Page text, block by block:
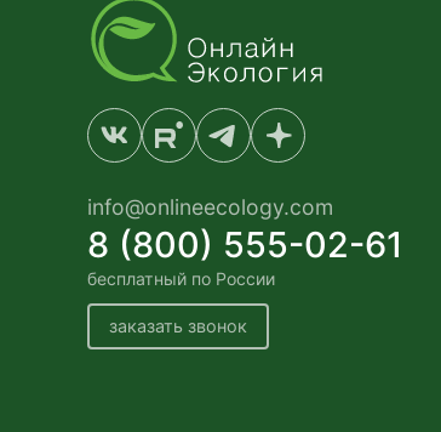
info@onlineecology.com
8 (800) 555-02-61
бесплатный по России
заказать звонок